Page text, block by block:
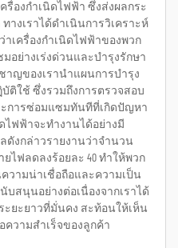
องกำเนิดไฟฟ้า ซึ่งส่งผลกระ
างเราได้ดำเนินการวิเคราะห์
เครื่องกำเนิดไฟฟ้าของพวก
อย่างเร่งด่วนและบำรุงรักษา
าญของเรานำแผนการบำรุง
ติใช้ ซึ่งรวมถึงการตรวจสอบ
ะการซ่อมแซมทันทีที่เกิดปัญหา
ไฟฟ้าจะทำงานได้อย่างมี
งกล่าวรายงานว่าจำนวน
ไฟลดลงร้อยละ 40 ทำให้พวก
วามน่าเชื่อถือและความเป็น
บสนุนอย่างต่อเนื่องจากเราได้
ยะยาวที่มั่นคง สะท้อนให้เห็น
ความสำเร็จของลูกค้า